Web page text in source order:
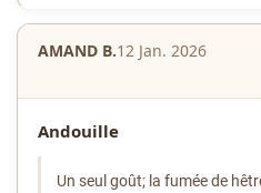
AMAND B.12 Jan. 2026
Andouille
Un seul goût; la fumée de